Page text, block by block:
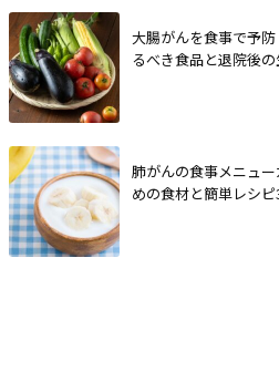
大腸がんを食事で予
るべき食品と退院後
肺がんの食事メニュ
めの食材と簡単レシピ